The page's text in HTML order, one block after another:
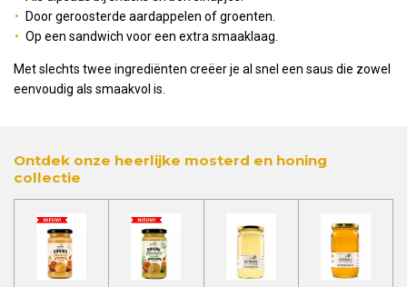
Door geroosterde aardappelen of groenten.
Op een sandwich voor een extra smaaklaag.
Met slechts twee ingrediënten creëer je al snel een saus die zowel
eenvoudig als smaakvol is.
Ontdek onze heerlijke mosterd en honing
collectie